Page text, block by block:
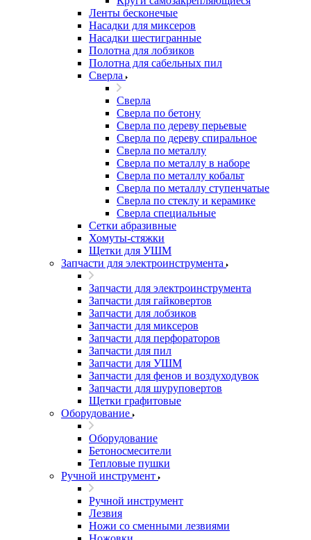
Ленты бесконечые
Насадки для миксеров
Насадки шестигранные
Полотна для лобзиков
Полотна для сабельных пил
Сверла
Сверла
Сверла по бетону
Сверла по дереву перьевые
Сверла по дереву спиральное
Сверла по металлу
Сверла по металлу в наборе
Сверла по металлу кобальт
Сверла по металлу ступенчатые
Сверла по стеклу и керамике
Сверла специальные
Сетки абразивные
Хомуты-стяжки
Щетки для УШМ
Запчасти для электроинструмента
Запчасти для электроинструмента
Запчасти для гайковертов
Запчасти для лобзиков
Запчасти для миксеров
Запчасти для перфораторов
Запчасти для пил
Запчасти для УШМ
Запчасти для фенов и воздуходувок
Запчасти для шуруповертов
Щетки графитовые
Оборудование
Оборудование
Бетоносмесители
Тепловые пушки
Ручной инструмент
Ручной инструмент
Лезвия
Ножи со сменными лезвиями